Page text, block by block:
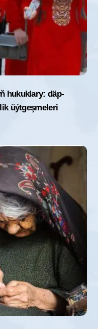
hukuklary: däp-
üýtgeşmeleri